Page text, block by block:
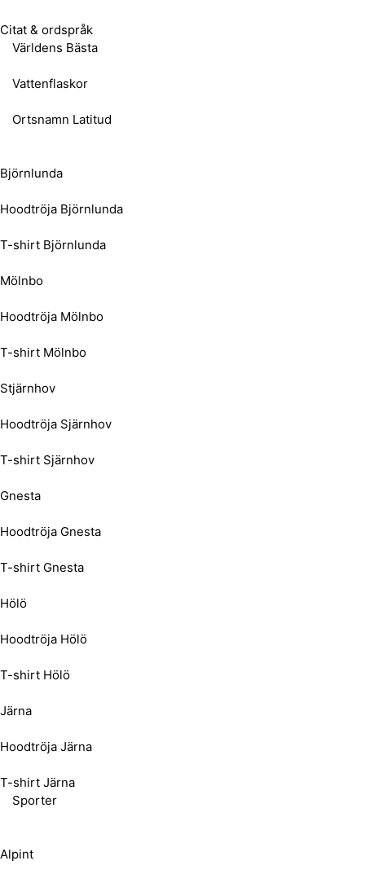
Citat & ordspråk
Världens Bästa
Vattenflaskor
Ortsnamn Latitud
Björnlunda
Hoodtröja Björnlunda
T-shirt Björnlunda
Mölnbo
Hoodtröja Mölnbo
T-shirt Mölnbo
Stjärnhov
Hoodtröja Sjärnhov
T-shirt Sjärnhov
Gnesta
Hoodtröja Gnesta
T-shirt Gnesta
Hölö
Hoodtröja Hölö
T-shirt Hölö
Järna
Hoodtröja Järna
T-shirt Järna
Sporter
Alpint